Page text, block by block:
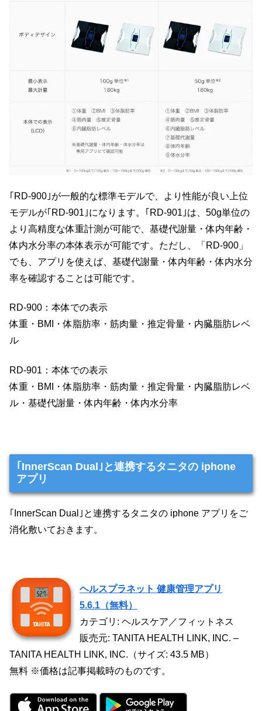
｢RD-900｣が一般的な標準モデルで、より性能が良い上位
モデルが｢RD-901｣になります。｢RD-901｣は、50g単位の
より高精度な体重計測が可能で、基礎代謝量・体内年齢・
体内水分率の本体表示が可能です。ただし、「RD-900」
でも、アプリを使えば、基礎代謝量・体内年齢・体内水分
率を確認することは可能です。
RD-900：本体での表示
体重・BMI・体脂肪率・筋肉量・推定骨量・内臓脂肪レベ
ル
RD-901：本体での表示
体重・BMI・体脂肪率・筋肉量・推定骨量・内臓脂肪レベ
ル・基礎代謝量・体内年齢・体内水分率
｢InnerScan Dual｣と連携するタニタの iphone
アプリ
｢InnerScan Dual｣と連携するタニタの iphone アプリをご
消化敷いておきます。
ヘルスプラネット 健康管理アプリ
5.6.1（無料）
カテゴリ: ヘルスケア／フィットネス
販売元: TANITA HEALTH LINK, INC. –
TANITA HEALTH LINK, INC.（サイズ: 43.5 MB）
無料 ※価格は記事掲載時のものです。